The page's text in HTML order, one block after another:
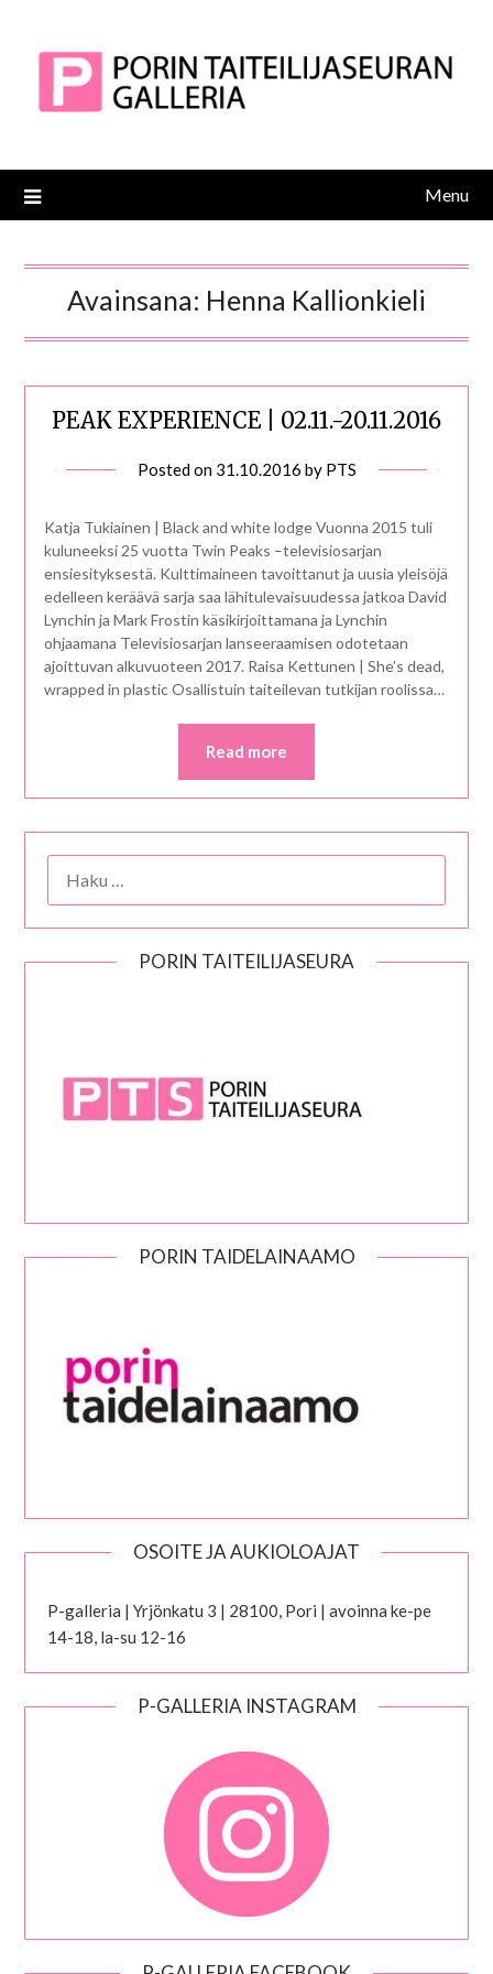
Menu
Avainsana: Henna Kallionkieli
PEAK EXPERIENCE | 02.11.-20.11.2016
Posted on 31.10.2016 by PTS
Katja Tukiainen | Black and white lodge Vuonna 2015 tuli
kuluneeksi 25 vuotta Twin Peaks –televisiosarjan
ensiesityksestä. Kulttimaineen tavoittanut ja uusia yleisöjä
edelleen keräävä sarja saa lähitulevaisuudessa jatkoa David
Lynchin ja Mark Frostin käsikirjoittamana ja Lynchin
ohjaamana Televisiosarjan lanseeraamisen odotetaan
ajoittuvan alkuvuoteen 2017. Raisa Kettunen | She’s dead,
wrapped in plastic Osallistuin taiteilevan tutkijan roolissa…
Read more
PORIN TAITEILIJASEURA
PORIN TAIDELAINAAMO
OSOITE JA AUKIOLOAJAT
P-galleria | Yrjönkatu 3 | 28100, Pori | avoinna ke-pe
14-18, la-su 12-16
P-GALLERIA INSTAGRAM